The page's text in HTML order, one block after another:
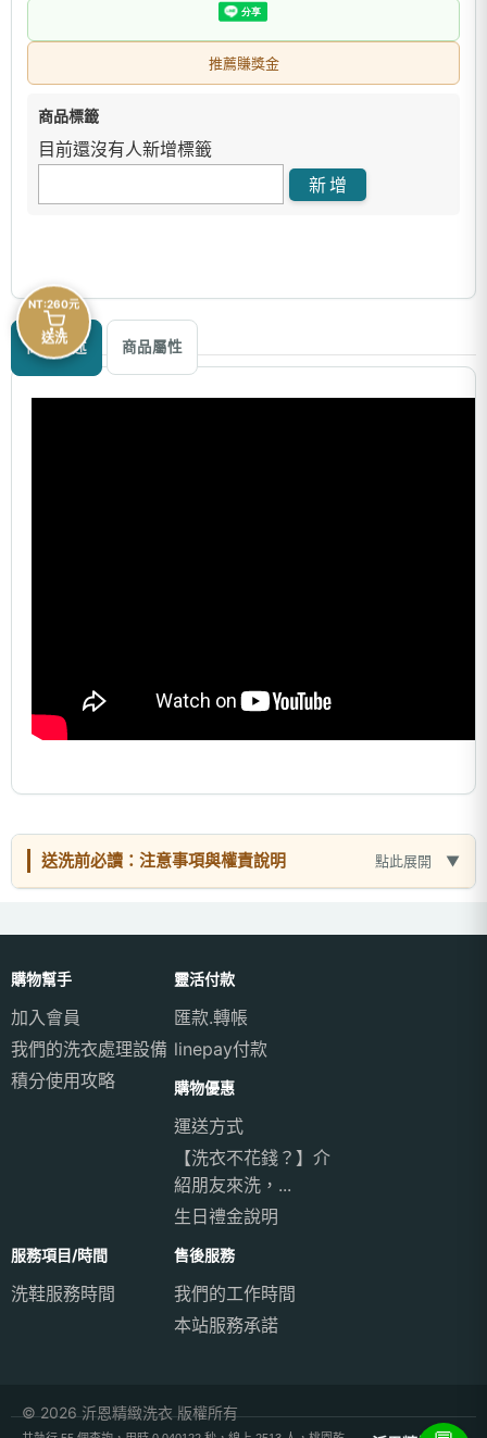
推薦賺獎金
商品標籤
目前還沒有人新增標籤
商品描述 商品屬性
送洗前必讀：注意事項與權責說明 點此展開
購物幫手
加入會員
我們的洗衣處理設備
積分使用攻略
靈活付款
匯款.轉帳
linepay付款
購物優惠
運送方式
【洗衣不花錢？】介
紹朋友來洗，...
生日禮金說明
服務項目/時間
洗鞋服務時間
售後服務
我們的工作時間
本站服務承諾
© 2026 沂恩精緻洗衣 版權所有
NT:260元
送洗